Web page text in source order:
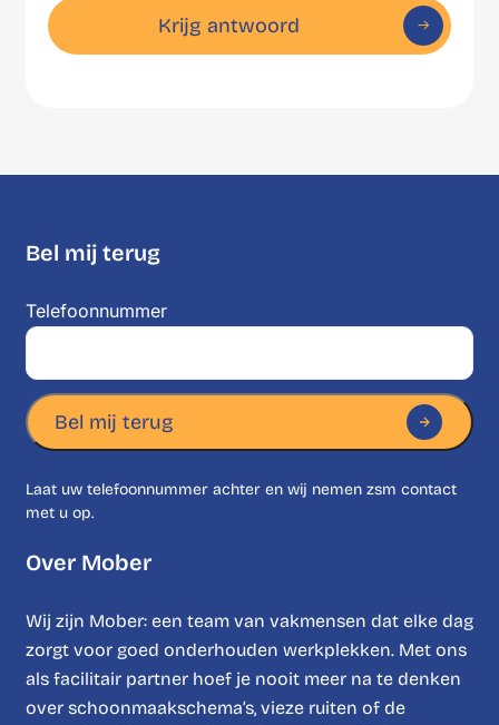
Krijg antwoord
Bel mij terug
Telefoonnummer*
Bel mij terug
Laat uw telefoonnummer achter en wij nemen zsm contact
met u op.
Over Mober
Wij zijn Mober: een team van vakmensen dat elke dag
zorgt voor goed onderhouden werkplekken. Met ons
als facilitair partner hoef je nooit meer na te denken
over schoonmaakschema’s, vieze ruiten of de